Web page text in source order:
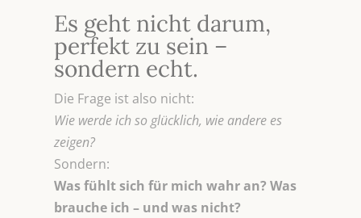
Es geht nicht darum,
perfekt zu sein –
sondern echt.
Die Frage ist also nicht:
Wie werde ich so glücklich, wie andere es
zeigen?
Sondern:
Was fühlt sich für mich wahr an? Was
brauche ich – und was nicht?